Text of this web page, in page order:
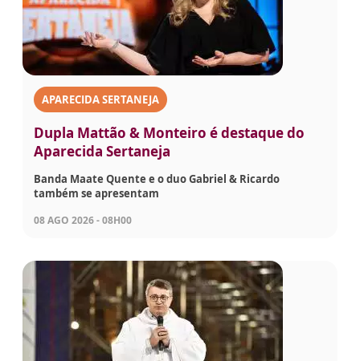
APARECIDA SERTANEJA
Dupla Mattão & Monteiro é destaque do
Aparecida Sertaneja
Banda Maate Quente e o duo Gabriel & Ricardo
também se apresentam
08 AGO 2026 - 08H00